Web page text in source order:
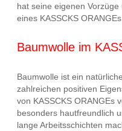
hat seine eigenen
eines KASSCKS
Baumwolle im
Baumwolle ist ein
zahlreichen positiven
von KASSCKS ORANGEs
besonders hautfreundlich
lange Arbeitsschichten